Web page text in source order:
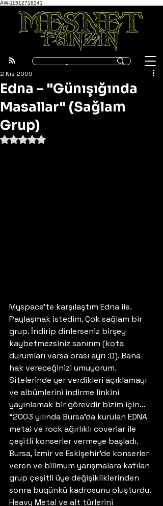
AW-11512718241
Edna – "Günışığında
Masallar" (Sağlam
Grup)
2 Nis 2009
5 üzerinden NaN yıldız
Myspace’te karşılaştım Edna ile.
Paylaşmak istedim. Çok sağlam bir
grup. İndirip dinlerseniz birşey
kaybetmezsiniz sanırım (kota
durumları varsa orası ayrı :D). Bana
hak vereceğinizi umuyorum.
Sitelerinde yer verdikleri açıklamayı
ve albümlerini indirme linkini
yayınlamak bir görevdir bizim için…
“2003 yılında Bursa’da kurulan EDNA
metal ve rock ağırlıklı coverlar ile
çeşitli konserler vermeye başladı.
Bursa, İzmir ve Eskişehir’de konserler
veren ve bilimum yarışmalara katılan
grup çeşitli üye değişikliklerinden
sonra bugünkü kadrosunu oluşturdu.
Heavy Metal ve alt türlerini